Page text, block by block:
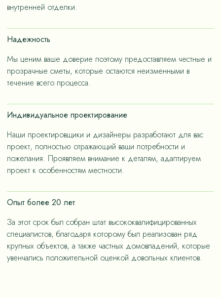
членов семьи.
– не только эстетичные, но и долговечные, как за
счет дизайнерских решений, ориентированных на
«медленную моду».
внутренней отделки.
Надежность
Мы ценим ваше доверие поэтому предоставляем честные и
прозрачные сметы, которые остаются неизменными в
течение всего процесса.
Индивидуальное проектирование
Наши проектировщики и дизайнеры разработают для вас
проект, полностью отражающий ваши потребности и
пожелания. Проявляем внимание к деталям, адаптируем
проект к особенностям местности.
Опыт более 20 лет
За этот срок был собран штат высококвалифицированных
специалистов, благодаря которому был реализован ряд
крупных объектов, а также частных домовладений, которые
увенчались положительной оценкой довольных клиентов.